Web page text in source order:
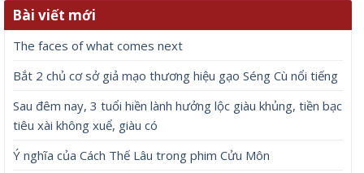
Bài viết mới
The faces of what comes next
Bắt 2 chủ cơ sở giả mạo thương hiệu gạo Séng Cù nổi tiếng
Sau đêm nay, 3 tuổi hiền lành hưởng lộc giàu khủng, tiền bạc
tiêu xài không xuể, giàu có
Ý nghĩa của Cách Thế Lâu trong phim Cửu Môn